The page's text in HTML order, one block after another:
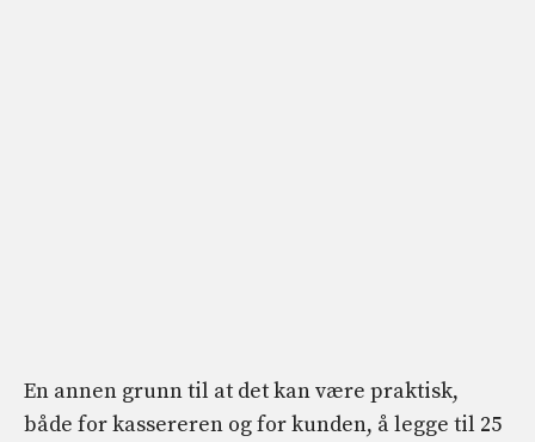
En annen grunn til at det kan være praktisk,
både for kassereren og for kunden, å legge til 25